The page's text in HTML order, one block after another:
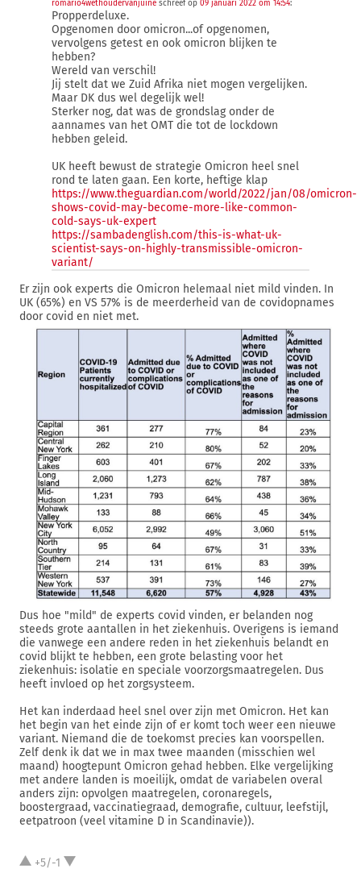
romario4wethoudervanjuine schreef op 09 januari 2022 om 14:54:
Propperdeluxe.
Opgenomen door omicron...of opgenomen,
vervolgens getest en ook omicron blijken te
hebben?
Wereld van verschil!
Jij stelt dat we Zuid Afrika niet mogen vergelijken.
Maar DK dus wel degelijk wel!
Sterker nog, dat was de grondslag onder de
aannames van het OMT die tot de lockdown
hebben geleid.
UK heeft bewust de strategie Omicron heel snel
rond te laten gaan. Een korte, heftige klap
https://www.theguardian.com/world/2022/jan/08/omicron-
shows-covid-may-become-more-like-common-
cold-says-uk-expert
https://sambadenglish.com/this-is-what-uk-
scientist-says-on-highly-transmissible-omicron-
variant/
Er zijn ook experts die Omicron helemaal niet mild vinden. In
UK (65%) en VS 57% is de meerderheid van de covidopnames
door covid en niet met.
Dus hoe "mild" de experts covid vinden, er belanden nog
steeds grote aantallen in het ziekenhuis. Overigens is iemand
die vanwege een andere reden in het ziekenhuis belandt en
covid blijkt te hebben, een grote belasting voor het
ziekenhuis: isolatie en speciale voorzorgsmaatregelen. Dus
heeft invloed op het zorgsysteem.
Het kan inderdaad heel snel over zijn met Omicron. Het kan
het begin van het einde zijn of er komt toch weer een nieuwe
variant. Niemand die de toekomst precies kan voorspellen.
Zelf denk ik dat we in max twee maanden (misschien wel
maand) hoogtepunt Omicron gehad hebben. Elke vergelijking
met andere landen is moeilijk, omdat de variabelen overal
anders zijn: opvolgen maatregelen, coronaregels,
boostergraad, vaccinatiegraad, demografie, cultuur, leefstijl,
eetpatroon (veel vitamine D in Scandinavie)).
+5/-1